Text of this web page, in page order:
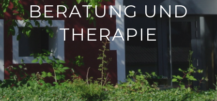
BERATUNG UND
THERAPIE